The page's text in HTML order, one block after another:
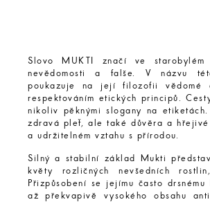
Slovo MUKTI značí ve starobylém
nevědomosti a falše. V názvu
poukazuje na její filozofii vědomé
respektováním etických principů.
nikoliv pěknými slogany na
zdravá pleť, ale také důvěra a
a udržitelném vztahu s přírodou.
Silný a stabilní základ Mukti
květy rozličných nevšedních
Přizpůsobení se jejímu často
až překvapivě vysokého obsahu